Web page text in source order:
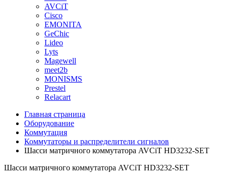
AVCiT
Cisco
EMONITA
GeChic
Lideo
Lyts
Magewell
meet2b
MONISMS
Prestel
Relacart
Главная страница
Оборудование
Коммутация
Коммутаторы и распределители сигналов
Шасси матричного коммутатора AVCiT HD3232-SET
Шасси матричного коммутатора AVCiT HD3232-SET